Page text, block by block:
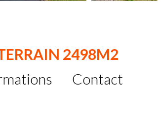
2498M2
Contact